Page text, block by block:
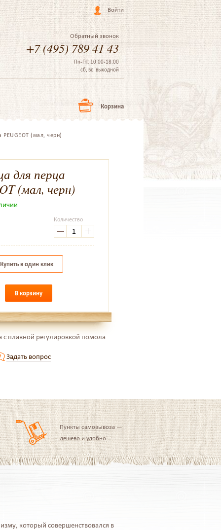
Войти
Обратный звонок
+7 (495) 789 41 43
Пн-Пт: 10:00-18:00
сб, вс: выходной
Корзина
(мал, черн)
для перца
(мал, черн)
Количество
Купить в один клик
В корзину
с плавной регулировкой помола
Задать вопрос
Пункты самовывоза —
дешево и удобно
который совершенствовался в